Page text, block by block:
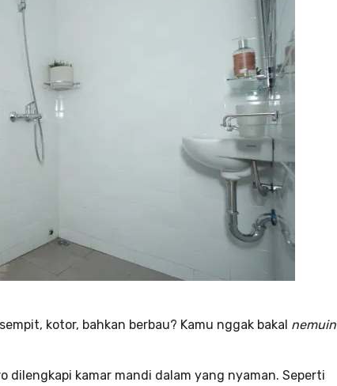
kotor, bahkan berbau? Kamu nggak bakal nemuin
dilengkapi kamar mandi dalam yang nyaman. Seperti